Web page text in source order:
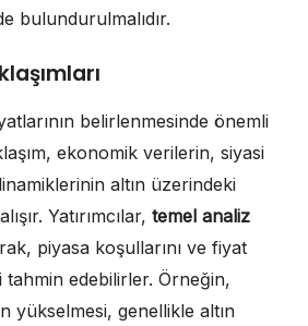
bulundurulmalıdır.
belirlenmesinde önemli
ekonomik verilerin, siyasi
altın üzerindeki
Yatırımcılar, temel analiz
piyasa koşullarını ve fiyat
edebilirler. Örneğin,
yükselmesi, genellikle altın